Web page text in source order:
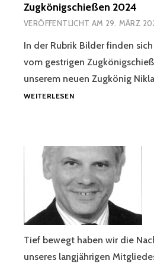
Zugkönigschießen 2024
VERÖFFENTLICHT AM 29. MÄRZ
In der Rubrik Bilder finden
vom gestrigen
unserem neuen Zugkönig
WEITERLESENZUGKÖNIGSCHIESSEN 2
Tief bewegt haben wir die
unseres langjährigen